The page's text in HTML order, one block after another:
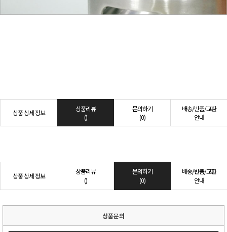
상품 상세 정보
상품리뷰
()
문의하기
(0)
배송/반품/교환
안내
상품 상세 정보
상품리뷰
()
문의하기
(0)
배송/반품/교환
안내
상품문의